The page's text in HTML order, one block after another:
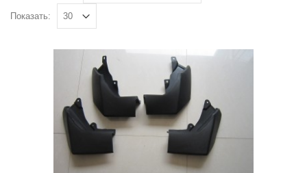
Показать: